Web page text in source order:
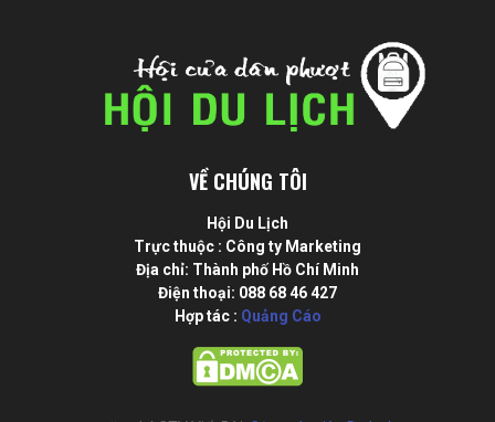
VỀ CHÚNG TÔI
Hội Du Lịch
Trực thuộc : Công ty Marketing
Địa chỉ: Thành phố Hồ Chí Minh
Điện thoại: 088 68 46 427
Hợp tác : Quảng Cáo